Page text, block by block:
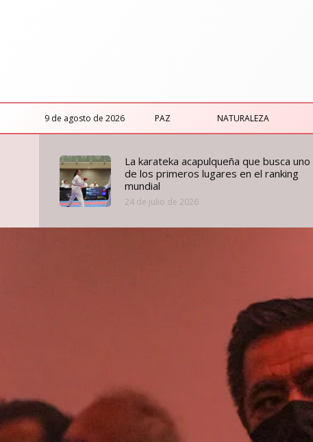
9 de agosto de 2026 PAZ NATURALEZA
La karateka acapulqueña que busca uno
de los primeros lugares en el ranking
mundial
24 de julio de 2026